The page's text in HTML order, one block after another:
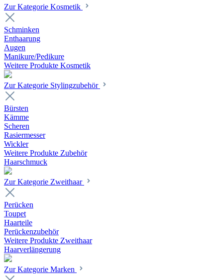
Zur Kategorie Kosmetik
Schminken
Enthaarung
Augen
Manikure/Pedikure
Weitere Produkte Kosmetik
Zur Kategorie Stylingzubehör
Bürsten
Kämme
Scheren
Rasiermesser
Wickler
Weitere Produkte Zubehör
Haarschmuck
Zur Kategorie Zweithaar
Perücken
Toupet
Haarteile
Perückenzubehör
Weitere Produkte Zweithaar
Haarverlängerung
Zur Kategorie Marken